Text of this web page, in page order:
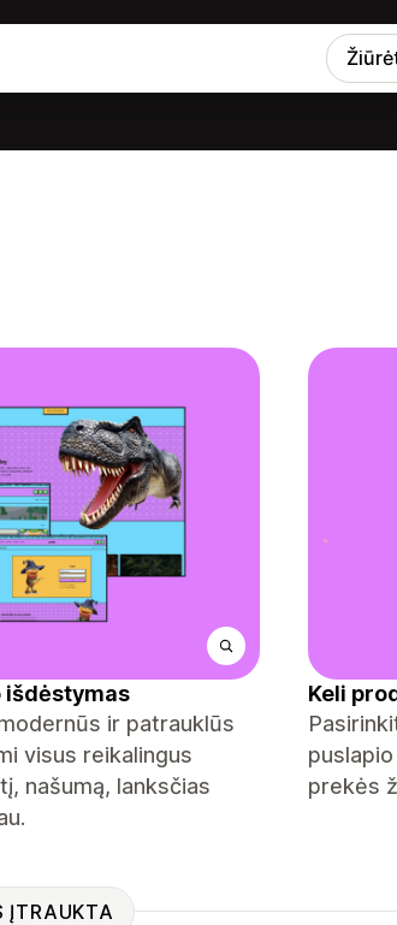
išdėstymas
ir patrauklūs
visus reikalingus
našumą, lanksčias
Keli
prekės
ĮTRAUKTA